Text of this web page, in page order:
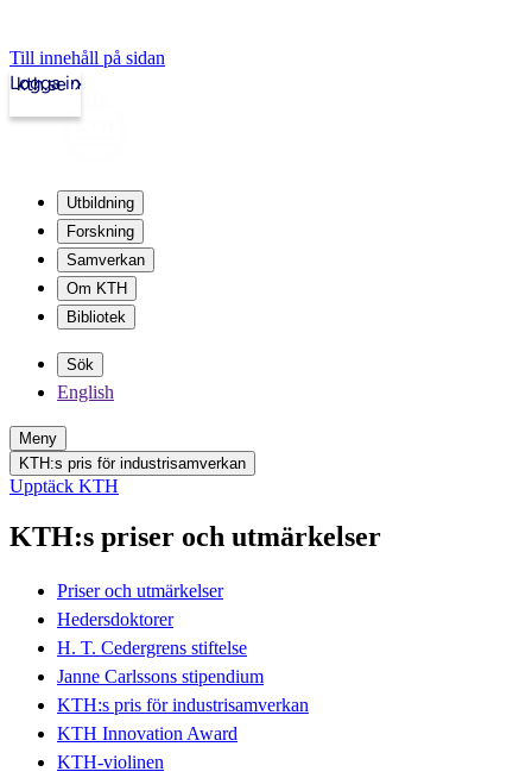
Till innehåll på sidan
kth.se
Logga in
Utbildning
Forskning
Samverkan
Om KTH
Bibliotek
Sök
English
Meny
KTH:s pris för industrisamverkan
Upptäck KTH
KTH:s priser och utmärkelser
Priser och utmärkelser
Hedersdoktorer
H. T. Cedergrens stiftelse
Janne Carlssons stipendium
KTH:s pris för industrisamverkan
KTH Innovation Award
KTH-violinen